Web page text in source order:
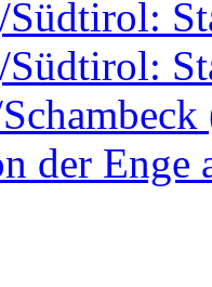
Südtirol:
Südtirol:
der Enge